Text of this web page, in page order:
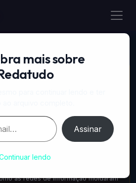
do DeepMind: como a IA vai
★4.6.
Harari
as redes de informação moldaram
mais sobre
Assinar
lendo